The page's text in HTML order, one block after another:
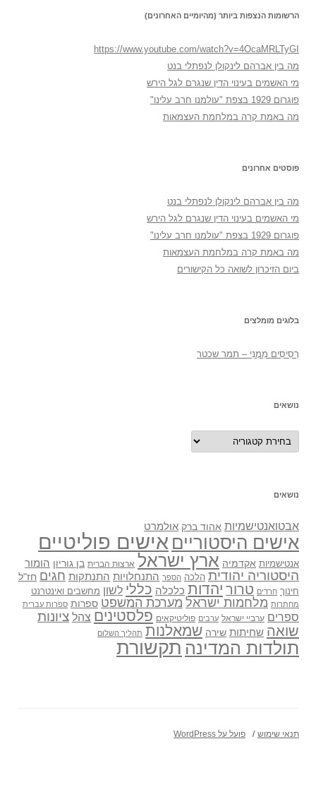
הרשומות הנצפות ביותר (מהיומיים האחרונים)
https://www.youtube.com/watch?v=4OcaMRLTyGI
מה בין אברהם לינקולן לנפתלי בנט
מי האשמים בעינוי הדין שנגרם לגל הירש
פוגרום 1929 בצפת "עולמנו חרב עלינו"
מה באמת קרה במלחמת העצמאות
פוסטים אחרונים
מה בין אברהם לינקולן לנפתלי בנט
מי האשמים בעינוי הדין שנגרם לגל הירש
פוגרום 1929 בצפת "עולמנו חרב עלינו"
מה באמת קרה במלחמת העצמאות
ביום הזיכרון לשואה כל הקישורים
בלוגים מומלצים
רְסִיסִים מִמֶנִי – תמר שכטר
נושאים
נושאים
נושאים
אבטואנטישמיות אהוד ברק אולמרט
אישים היסטורייםאישים פוליטיים
אנטישמיות אקדמיה ארץ ישראל ארצות הברית בן גוריון הומור
היסטוריה יהודית הלכה הספר התנחלויות התנתקות חגים חז"ל
חינוך חרדים טרוריהדות כלכלה כללי לשון מחשבים ואינטרנט
מחתרות מלחמות ישראל מערכת המשפט ספרות ספרות עברית
ספרים ערביי ישראל ערבים פוליטיקאים פלסטינים צהל ציונות
שואה שחיתות שירה שמאלנות תהליך השלום
תולדות המדינהתקשורת
תנאי שימוש פועל על WordPress